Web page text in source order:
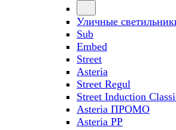
Уличные
Sub
Embed
Street
Asteria
Street Regul
Street Induction
Asteria ПРОМО
Asteria PP